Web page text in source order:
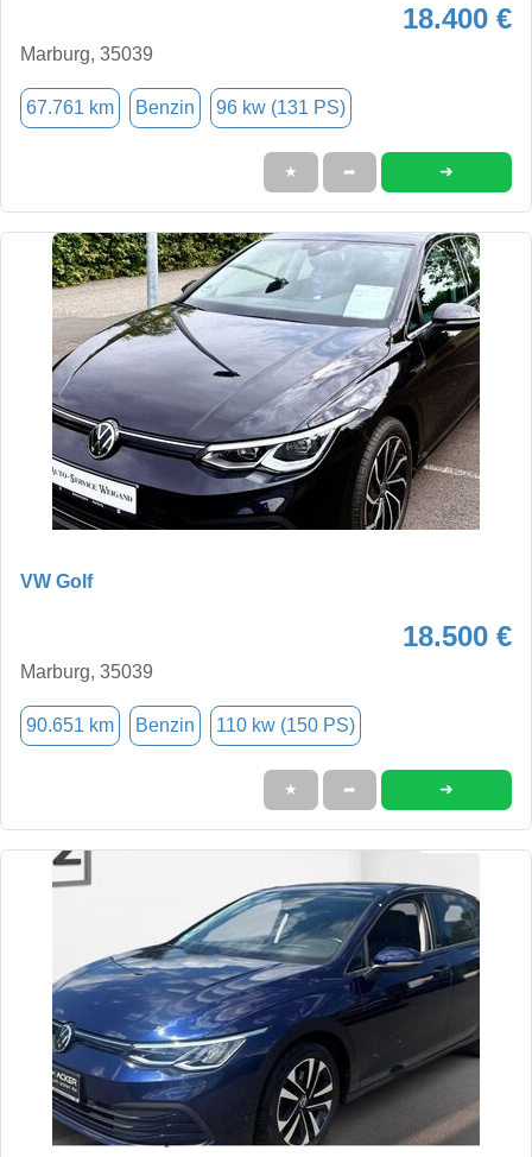
18.400 €
Marburg, 35039
67.761 km Benzin 96 kw (131 PS)
★ ➦ ➜
VW Golf
18.500 €
Marburg, 35039
90.651 km Benzin 110 kw (150 PS)
★ ➦ ➜